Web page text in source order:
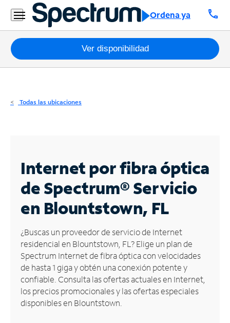
Ordena ya call
Residencial
Business
Paquetes
Internet
Business
Contáctanos
Inglés
Administrar
cuenta
Encuentra
una
tienda
Ver disponibilidad
Todas las ubicaciones
Internet por fibra óptica
de Spectrum®Servicio
en Blountstown, FL
¿Buscas un proveedor de servicio de Internet
residencial en Blountstown, FL? Elige un plan de
Spectrum Internet de fibra óptica con velocidades
de hasta 1 giga y obtén una conexión potente y
confiable. Consulta las ofertas actuales en Internet,
los precios promocionales y las ofertas especiales
disponibles en Blountstown.